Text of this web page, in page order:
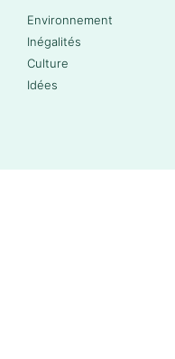
Environnement
Inégalités
Culture
Idées